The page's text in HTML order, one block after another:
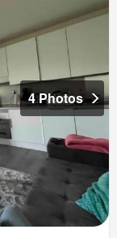
4 Photos